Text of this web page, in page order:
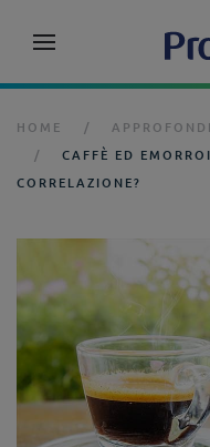
HOME
CAFFÈ ED
CORRELAZIONE?